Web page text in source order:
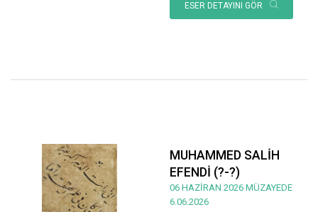
ESER DETAYINI GÖR
MUHAMMED SALİH
EFENDİ (?-?)
06 HAZİRAN 2026 MÜZAYEDE
6.06.2026